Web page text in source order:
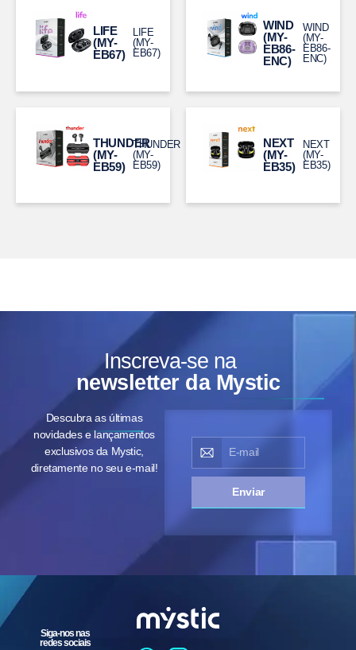
LIFE
(MY-
EB67)
LIFE
(MY-
EB67)
WIND
(MY-
EB86-
ENC)
WIND
(MY-
EB86-
ENC)
THUNDER
(MY-
EB59)
THUNDER
(MY-
EB59)
NEXT
(MY-
EB35)
NEXT
(MY-
EB35)
Inscreva-se na
newsletter da Mystic
Descubra as últimas
novidades e lançamentos
exclusivos da Mystic,
diretamente no seu e-mail!
Enviar
Siga-nos nas
redes sociais